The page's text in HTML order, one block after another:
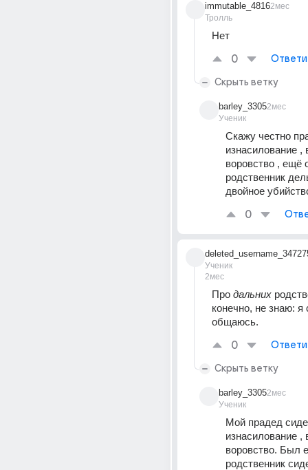
immutable_4816
Тролль
2мес
Нет
0
Скрыть ветку
barley_3305
Ученик
2мес
Скажу честно
изнасилование ,
воровство , ещё
родственник
двойное
0
Ученик
2мес
Про дальних
конечно, не знаю: я
общаюсь.
0
Скрыть ветку
barley_3305
Ученик
2мес
Мой прадед
изнасилование ,
воровство. Был
родственник